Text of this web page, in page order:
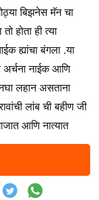
बिझनेस मॅन चा
होता ही त्या
ह्यांचा बंगला .या
अर्चना नाईक आणि
लहान असताना
लांब ची बहीण जी
आणि नात्यात